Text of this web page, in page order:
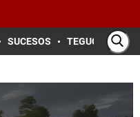
SUCESOS TEGUCIGALPA